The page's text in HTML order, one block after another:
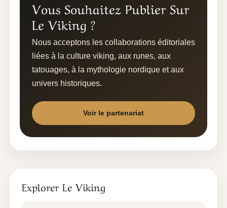
Vous Souhaitez Publier Sur
Le Viking ?
Nous acceptons les collaborations éditoriales
liées à la culture viking, aux runes, aux
tatouages, à la mythologie nordique et aux
univers historiques.
Voir le partenariat
Explorer Le Viking